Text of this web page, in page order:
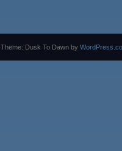
Theme: Dusk To Dawn by